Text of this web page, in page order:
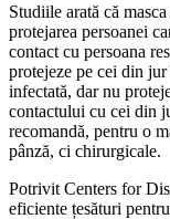
Studiile arată că
protejarea persoanei
contact cu persoana
protejeze pe cei din
infectată, dar nu
contactului cu cei din
recomandă, pentru o
pânză, ci chirurgicale.
Potrivit Centers for
eficiente țesături